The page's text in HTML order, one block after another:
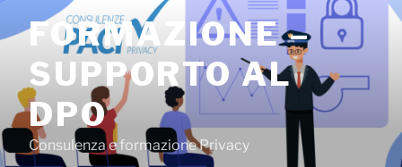
contenuto
FORMAZIONE –
SUPPORTO AL
DPO
Consulenza e formazione Privacy